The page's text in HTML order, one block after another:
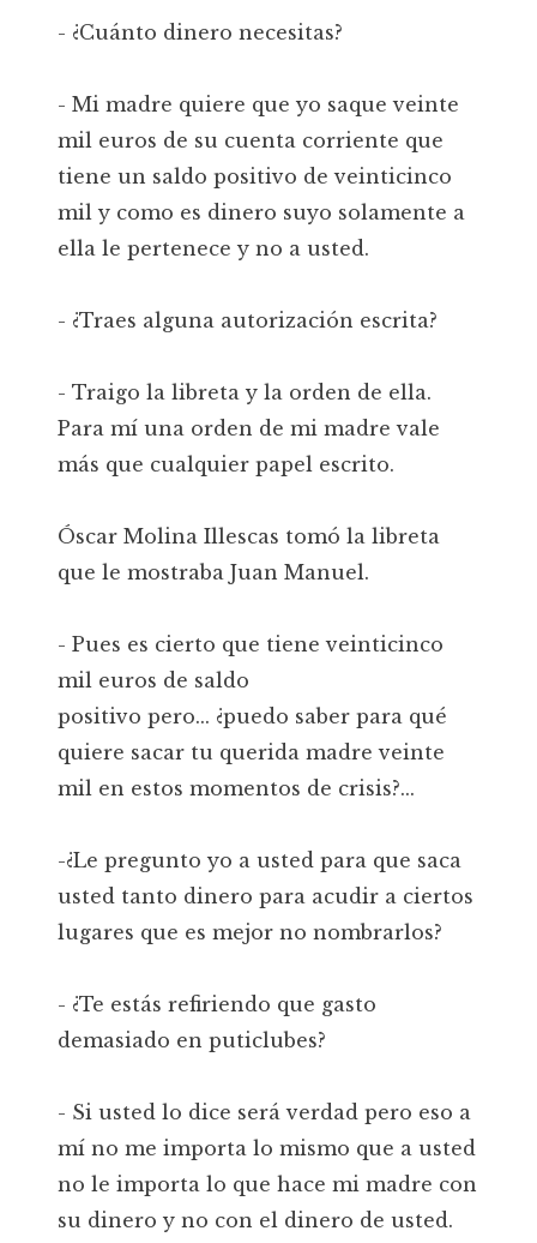
- ¿Cuánto dinero necesitas?
- Mi madre quiere que yo saque veinte
mil euros de su cuenta corriente que
tiene un saldo positivo de veinticinco
mil y como es dinero suyo solamente a
ella le pertenece y no a usted.
- ¿Traes alguna autorización escrita?
- Traigo la libreta y la orden de ella.
Para mí una orden de mi madre vale
más que cualquier papel escrito.
Óscar Molina Illescas tomó la libreta
que le mostraba Juan Manuel.
- Pues es cierto que tiene veinticinco
mil euros de saldo
positivo pero... ¿puedo saber para qué
quiere sacar tu querida madre veinte
mil en estos momentos de crisis?...
-¿Le pregunto yo a usted para que saca
usted tanto dinero para acudir a ciertos
lugares que es mejor no nombrarlos?
- ¿Te estás refiriendo que gasto
demasiado en puticlubes?
- Si usted lo dice será verdad pero eso a
mí no me importa lo mismo que a usted
no le importa lo que hace mi madre con
su dinero y no con el dinero de usted.